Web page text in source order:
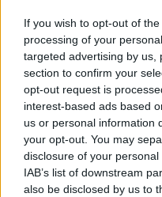
If you wish to opt-out of
processing of your
targeted advertising by us,
section to confirm your
opt-out request is
interest-based ads based
us or personal information
your opt-out. You may
disclosure of your
IAB’s list of downstream
also be disclosed by us to
Este sendero lineal de
inicio en la Plaza del
Tendremos
Sierra de Dios Padre.
de vigilancia y del
ermita, con arco
donde todos los años